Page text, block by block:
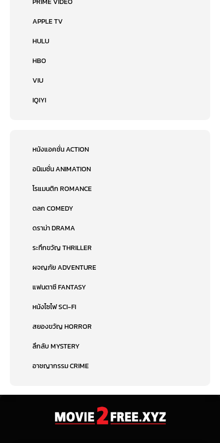
APPLE TV
HULU
HBO
VIU
IQIYI
หนังแอคชั่น ACTION
อนิเมชั่น ANIMATION
โรแมนติก ROMANCE
ตลก COMEDY
ดราม่า DRAMA
ระทึกขวัญ THRILLER
ผจญภัย ADVENTURE
แฟนตาซี FANTASY
หนังไซไฟ SCI-FI
สยองขวัญ HORROR
ลึกลับ MYSTERY
อาชญากรรม CRIME